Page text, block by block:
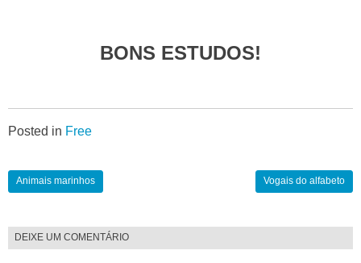
BONS ESTUDOS!
Posted in Free
Animais marinhos Vogais do alfabeto
DEIXE UM COMENTÁRIO